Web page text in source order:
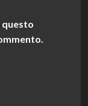
questo